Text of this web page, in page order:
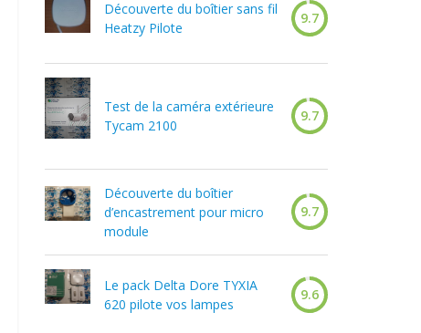
Découverte du boîtier sans fil
Heatzy Pilote
9.7
Test de la caméra extérieure
Tycam 2100
9.7
Découverte du boîtier
d’encastrement pour micro
module
9.7
Le pack Delta Dore TYXIA
620 pilote vos lampes
9.6